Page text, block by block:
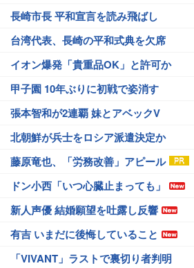
長崎市長 平和宣言を読み飛ばし
台湾代表、長崎の平和式典を欠席
イオン爆発「貴重品OK」と許可か
甲子園 10年ぶりに初戦で姿消す
張本智和が2連覇 妹とアベックV
北朝鮮が兵士をロシア派遣決定か
藤原竜也、「労務改善」アピール
ドン小西「いつ心臓止まっても」
新人声優 結婚願望を吐露し反響
有吉 いまだに後悔していること
「VIVANT」ラストで裏切り者判明